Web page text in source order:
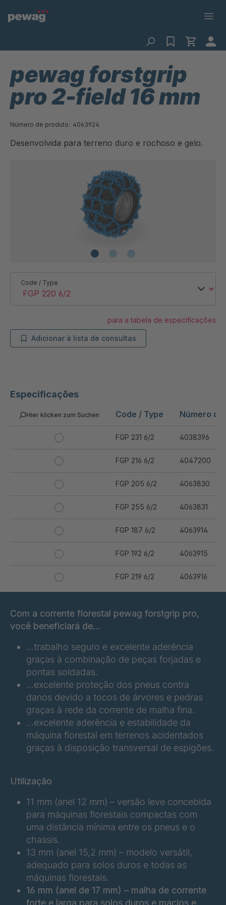
pewag forstgrip
pro 2-field 16 mm
Número de produto: 4063924
Desenvolvida para terreno duro e rochoso e gelo.
Especificações
Hier klicken zum Suchen Code / Type Número
FGP 231 6/2 4038396
FGP 216 6/2 4047200
FGP 205 6/2 4063830
FGP 255 6/2 4063831
FGP 187 6/2 4063914
FGP 192 6/2 4063915
FGP 219 6/2 4063916
FGP 258 6/2 4063919
FGP 220 6/2 4063924
FGP 232 6/2 4064417
FGP 206 6/2 4120763
Com a corrente florestal pewag forstgrip pro,
você beneficiará de...
…trabalho seguro e excelente aderência
graças à combinação de peças forjadas e
pontas soldadas.
…excelente proteção dos pneus contra
danos devido a tocos de árvores e pedras
graças à rede da corrente de malha fina.
…excelente aderência e estabilidade da
máquina florestal em terrenos acidentados
graças à disposição transversal de espigões.
Utilização
11 mm (anel 12 mm) – versão leve concebida
para máquinas florestais compactas com
uma distância mínima entre os pneus e o
chassis.
13 mm (anel 15,2 mm) – modelo versátil,
adequado para solos duros e todas as
máquinas florestais.
16 mm (anel de 17 mm) – malha de corrente
Code / Type
para a tabela de especificações
Adicionar à lista de consultas